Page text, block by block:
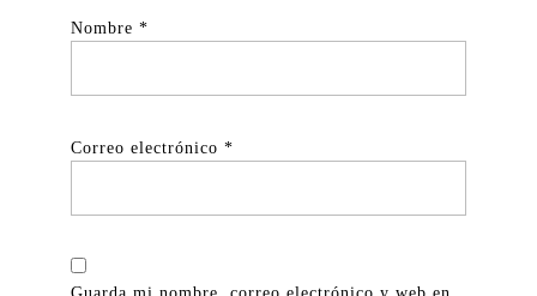
Nombre *
Correo electrónico *